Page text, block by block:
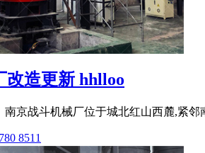
改造更新 hhlloo
南京战斗机械厂位于城北红山西麓,紧
8511